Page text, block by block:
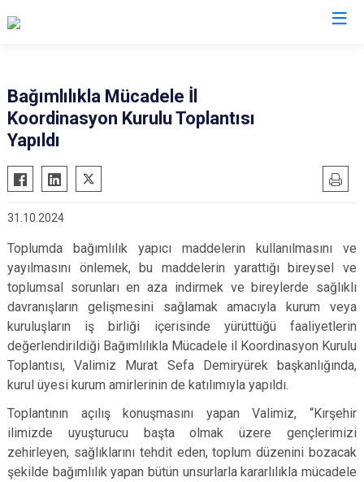
Bağımlılıkla Mücadele İl
Koordinasyon Kurulu Toplantısı
Yapıldı
31.10.2024
Toplumda bağımlılık yapıcı maddelerin kullanılmasını ve
yayılmasını önlemek, bu maddelerin yarattığı bireysel ve
toplumsal sorunları en aza indirmek ve bireylerde sağlıklı
davranışların gelişmesini sağlamak amacıyla kurum veya
kuruluşların iş birliği içerisinde yürüttüğü faaliyetlerin
değerlendirildiği Bağımlılıkla Mücadele il Koordinasyon Kurulu
Toplantısı, Valimiz Murat Sefa Demiryürek başkanlığında,
kurul üyesi kurum amirlerinin de katılımıyla yapıldı.
Toplantının açılış konuşmasını yapan Valimiz, “Kırşehir
ilimizde uyuşturucu başta olmak üzere gençlerimizi
zehirleyen, sağlıklarını tehdit eden, toplum düzenini bozacak
şekilde bağımlılık yapan bütün unsurlarla kararlılıkla mücadele